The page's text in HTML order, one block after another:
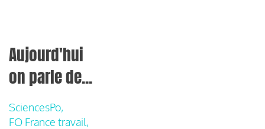
Aujourd'hui
on parle de...
SciencesPo,
FO France travail,